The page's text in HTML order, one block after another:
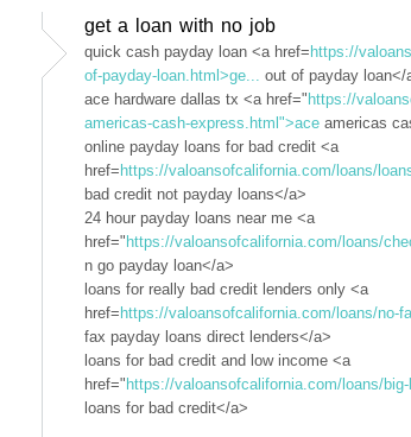
get a loan with no job
quick cash payday loan <a href= https://
of-payday-loan.html>ge... out of payday loan</
ace hardware dallas tx <a href=" https://
americas-cash-express.html">ace americas
online payday loans for bad credit <a
href= https://valoansofcalifornia.com/loans/
bad credit not payday loans</a>
24 hour payday loans near me <a
href=" https://valoansofcalifornia.com/loans/
n go payday loan</a>
loans for really bad credit lenders only <a
href= https://valoansofcalifornia.com/loans/no-
fax payday loans direct lenders</a>
loans for bad credit and low income <a
href=" https://valoansofcalifornia.com/loans/
loans for bad credit</a>